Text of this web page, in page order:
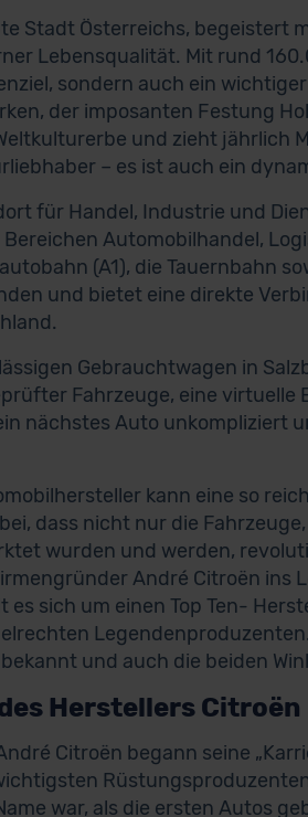
Stadt Österreichs, begeistert
Lebensqualität. Mit rund
sondern auch ein
der imposanten Festung
und zieht jährlich
– es ist auch ein
für Handel, Industrie und
Automobilhandel,
(A1), die Tauernbahn
und bietet eine direkte
Gebrauchtwagen in
Fahrzeuge, eine
nächstes Auto unkompliziert
kann eine so
dass nicht nur die
wurden und werden,
André Citroën
es sich um einen Top Ten-
und auch die beiden
Herstellers Citroën
Citroën begann seine
war, als die ersten Autos